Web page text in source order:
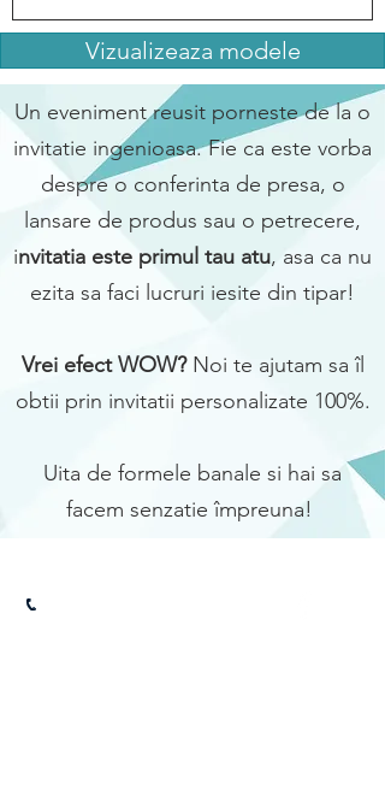
Un eveniment reusit porneste de la o
invitatie ingenioasa. Fie ca este vorba
despre o conferinta de presa, o
lansare de produs sau o petrecere,
invitatia este primul tau atu, asa ca nu
ezita sa faci lucruri iesite din tipar!
Vrei efect WOW?Noi te ajutam sa îl
obtii prin invitatii personalizate 100%.
Uita de formele banale si hai sa
facem senzatie împreuna!
Vizualizeaza modele